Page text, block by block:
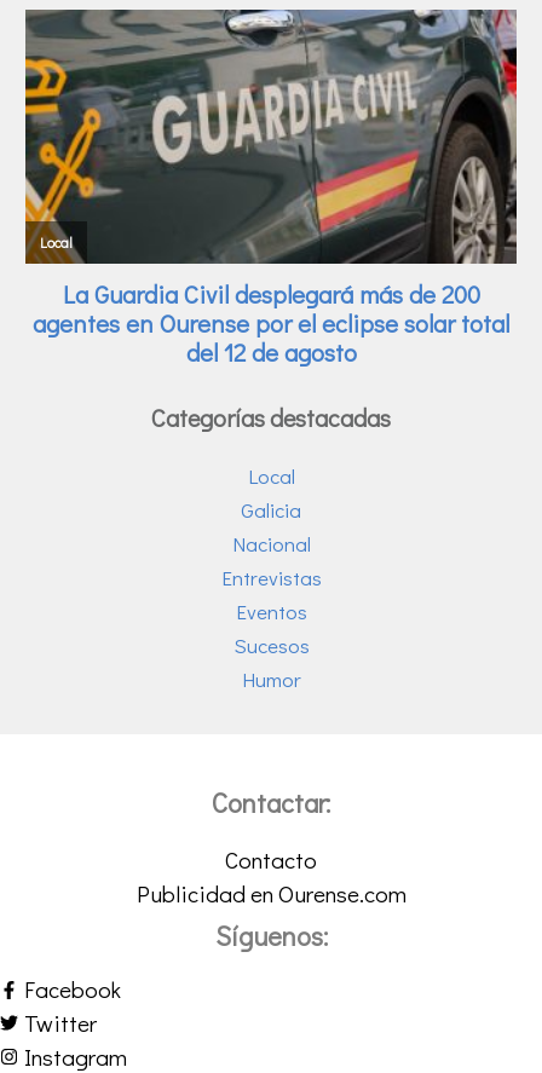
Categorías destacadas
Local
Galicia
Nacional
Entrevistas
Eventos
Sucesos
Humor
Contactar:
Contacto
Publicidad en Ourense.com
Síguenos:
Facebook
Twitter
Instagram